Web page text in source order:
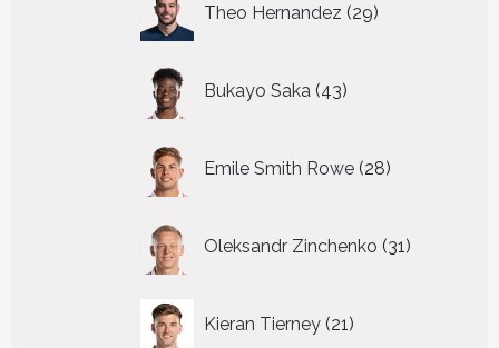
Theo Hernandez 29
producten
Bukayo Saka 43
producten
Emile Smith Rowe 28
producten
Oleksandr Zinchenko 31
producten
Kieran Tierney 21
producten